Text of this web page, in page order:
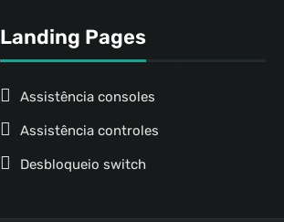
Landing Pages
Assistência consoles
Assistência controles
Desbloqueio switch